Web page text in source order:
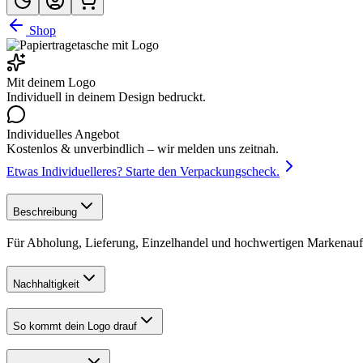
Shop
Mit deinem Logo
Individuell in deinem Design bedruckt.
Individuelles Angebot
Kostenlos & unverbindlich – wir melden uns zeitnah.
Etwas Individuelleres? Starte den Verpackungscheck.
Beschreibung
Für Abholung, Lieferung, Einzelhandel und hochwertigen
Nachhaltigkeit
So kommt dein Logo drauf